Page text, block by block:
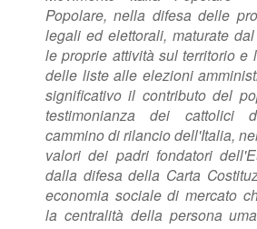
Popolare, nella difesa delle
legali ed elettorali, maturate
le proprie attività sul territorioe
delle liste alle elezioni
significativo il contributo del
testimonianza dei cattolici
cammino dirilancio dell'Italia,
valori dei padri fondatori
dalla difesa della Carta
economia sociale di mercato
la centralità della persona